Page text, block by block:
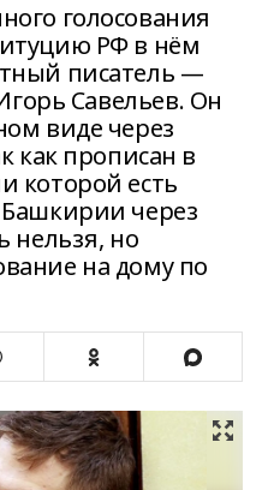
голосования
РФ в нём
писатель —
Савельев. Он
виде через
как прописан в
которой есть
через
нельзя, но
на дому по